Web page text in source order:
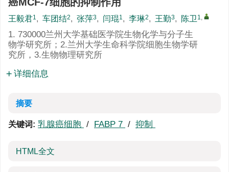
王毅君1, 车团结2, 张萍3, 闫琨1, 李琳2, 王勤3, 陈卫 1,
1. 730000兰州大学基础医学院生物化学与分子生
物学研究所；2.兰州大学生命科学院细胞生物学研
究所，3.生物物理研究所
详细信息
摘要
关键词: 乳腺癌细胞 / FABP 7 / 抑制
HTML全文